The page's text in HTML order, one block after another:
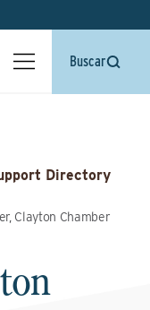
Buscar
Directory
Clayton Chamber